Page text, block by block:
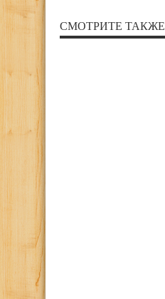
СМОТРИТЕ ТАКЖЕ